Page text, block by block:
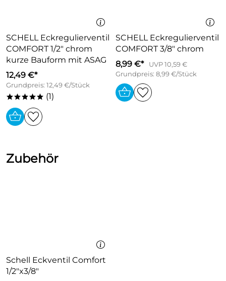
(-) Verbesserter Kalkschutz durch die
HONEYCOMB®Struktur
Ablaufgarnitur (Metall) und Zugbetätigung
Anschluss über flexible Druckschläuche G 3/8 (-)
DVGW W270 zugelassen
Auslauf: starr
Ausladung: 114 mm
SCHELL Eckregulierventil
COMFORT 1/2" chrom
kurze Bauform mit ASAG
12,49 €*
Grundpreis: 12,49 €/Stück
***** (1)
SCHELL Eckregulierventil
COMFORT 3/8" chrom
8,99 €*
UVP 10,59 €
Grundpreis: 8,99 €/Stück
Zubehör
Schell Eckventil Comfort
1/2"x3/8"